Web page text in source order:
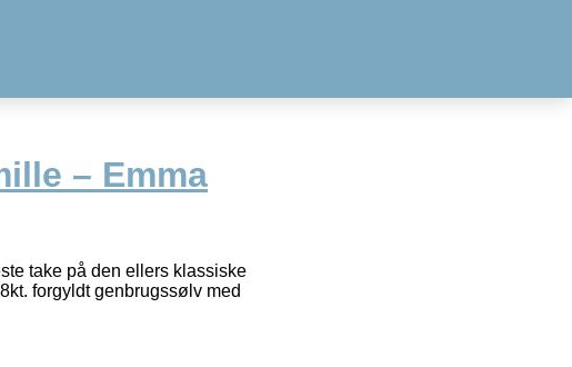
– Emma
take på den ellers klassiske
forgyldt genbrugssølv med